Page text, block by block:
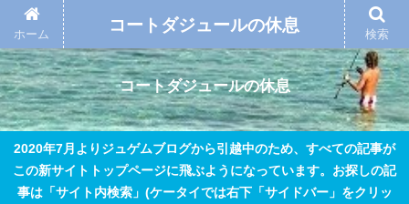
コートダジュールの休息
2020年7月よりジュゲムブログから引越中のため、すべての記事が
この新サイトトップページに飛ぶようになっています。お探しの記
事は「サイト内検索」(ケータイでは右下「サイドバー」をクリッ
ホーム コートダジュールの休息 検索